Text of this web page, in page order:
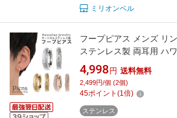
ミリオンベル
フープピアス メンズ リ
ステンレス製 両耳用 ハ
20G ハワジュ 波 スクロ
優しい 金属アレルギー
定番 人気 大人 海 お揃い
4,998 円 送料無料
2,499円/個 (2個)
45ポイント (1倍)
ステンレス